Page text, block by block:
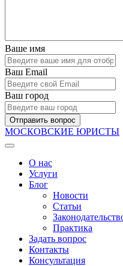
Ваше имя
Ваш Email
Ваш город
Отправить вопрос
МОСКОВСКИЕ ЮРИСТЫ
О нас
Услуги
Блог
Новости
Статьи
Практика
Задать вопрос
Контакты
Консультация